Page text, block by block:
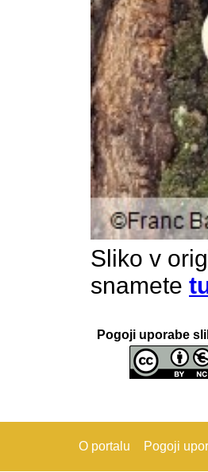
Sliko v
snamete
Pogoji uporabe
O portalu Pogoji